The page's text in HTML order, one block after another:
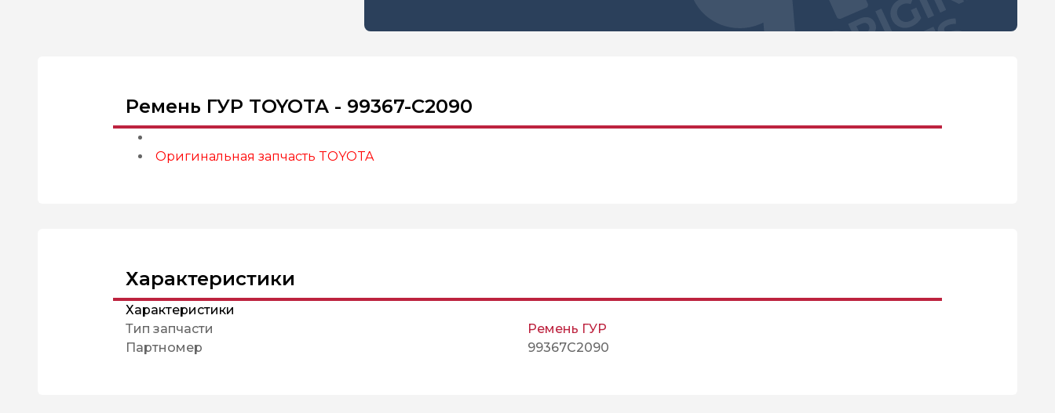
Ремень ГУР TOYOTA - 99367-C2090
Оригинальная запчасть TOYOTA
Характеристики
Характеристики
Тип запчасти
Ремень ГУР
Партномер
99367C2090